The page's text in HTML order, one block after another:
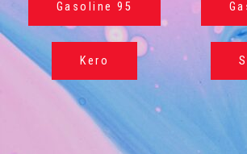
Gasoline 95
Kero